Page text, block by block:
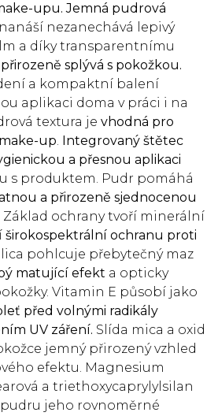
upu.Jemná pudrová
nezanechává lepivý
a díky transparentnímu
splývá s pokožkou.
a kompaktní balení
aplikaci doma v práci i na
textura je vhodná pro
up. Integrovaný štětec
a přesnou aplikaci
s produktem. Pudr pomáhá
a přirozeně sjednocenou
Základ ochrany tvoří minerální
širokospektrální ochranu proti
pohlcuje přebytečný maz
matující efekt a opticky
Vitamin E působí jako
před volnými radikály
UV záření. Slída mica a oxid
jemný přirozený vzhled
efektu. Magnesium
a triethoxycaprylylsilan
jeho rovnoměrné